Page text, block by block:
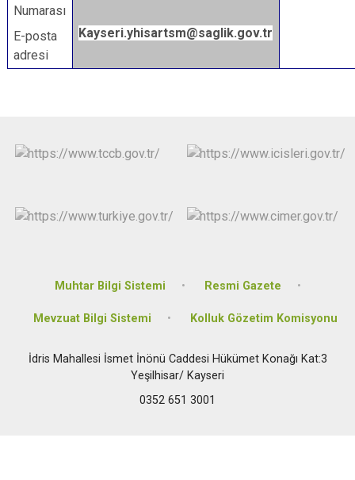
Numarası
E-posta
adresi
Kayseri.yhisartsm@saglik.gov.tr
Muhtar Bilgi Sistemi Resmi Gazete
Mevzuat Bilgi Sistemi Kolluk Gözetim Komisyonu
İdris Mahallesi İsmet İnönü Caddesi Hükümet Konağı Kat:3
Yeşilhisar/ Kayseri
0352 651 3001